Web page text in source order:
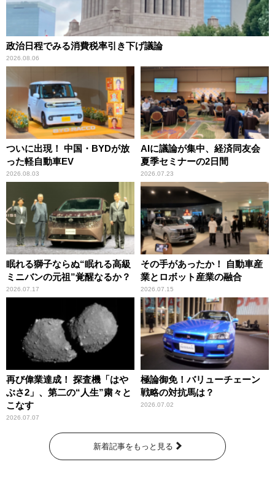
政治日程でみる消費税率引き下げ議論
2026.08.06
ついに出現！ 中国・BYDが放
った軽自動車EV
2026.08.03
AIに議論が集中、経済同友会
夏季セミナーの2日間
2026.07.23
眠れる獅子ならぬ“眠れる高級
ミニバンの元祖”覚醒なるか？
2026.07.17
その手があったか！ 自動車産
業とロボット産業の融合
2026.07.15
再び偉業達成！ 探査機「はや
ぶさ2」、第二の“人生”粛々と
こなす
2026.07.07
極論御免！バリューチェーン
戦略の対抗馬は？
2026.07.02
新着記事をもっと見る